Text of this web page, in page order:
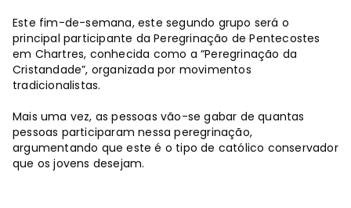
Este fim-de-semana, este segundo grupo será o
principal participante da Peregrinação de Pentecostes
em Chartres, conhecida como a “Peregrinação da
Cristandade”, organizada por movimentos
tradicionalistas.
Mais uma vez, as pessoas vão-se gabar de quantas
pessoas participaram nessa peregrinação,
argumentando que este é o tipo de católico conservador
que os jovens desejam.